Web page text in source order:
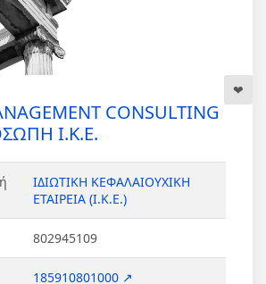
CONSULTING
Ι.Κ.Ε.
ΙΔΙΩΤΙΚΗ ΚΕΦΑΛΑΙΟΥΧΙΚΗ
ΕΤΑΙΡΕΙΑ (Ι.Κ.Ε.)
802945109
185910801000 ↗